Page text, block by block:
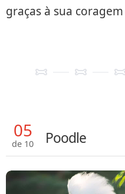
graças à sua
05
de 10 Poodle